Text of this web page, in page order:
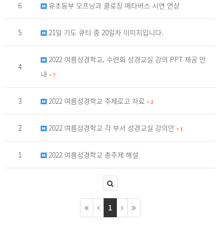
6 유초등부 오프닝과 클로징 메타버스 시연 연상
5 21일 기도 큐티 중 20일차 이미지입니다.
4
2022 여름성경학교, 수련회 성경교실 강의 PPT 제공 안
내 + 7
3 2022 여름성경학교 주제로고 자료 + 2
2 2022 여름성경학교 각 부서 성경교실 강의안 + 1
1 2022 여름성경학교 총주제 해설
1